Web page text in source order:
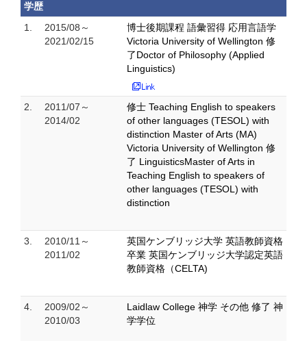
学歴
1.
2015/08～
2021/02/15
博士後期課程 語彙習得 応用言語学
Victoria University of Wellington 修
了Doctor of Philosophy (Applied
Linguistics)
2.
2011/07～
2014/02
修士 Teaching English to speakers
of other languages (TESOL) with
distinction Master of Arts (MA)
Victoria University of Wellington 修
了 LinguisticsMaster of Arts in
Teaching English to speakers of
other languages (TESOL) with
distinction
3.
2010/11～
2011/02
英国ケンブリッジ大学 英語教師資格
卒業 英国ケンブリッジ大学認定英語
教師資格（CELTA)
4.
2009/02～
2010/03
Laidlaw College 神学 その他 修了 神
学学位